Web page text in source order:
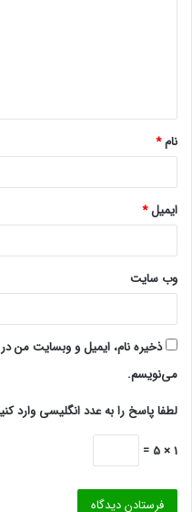
*
نام*
ایمیل*
وب‌ سایت
ذخیره نام، ایمیل و وبسایت من
می‌نویسم.
لطفا پاسخ را به عدد انگلیسی وارد
1 × 5 =